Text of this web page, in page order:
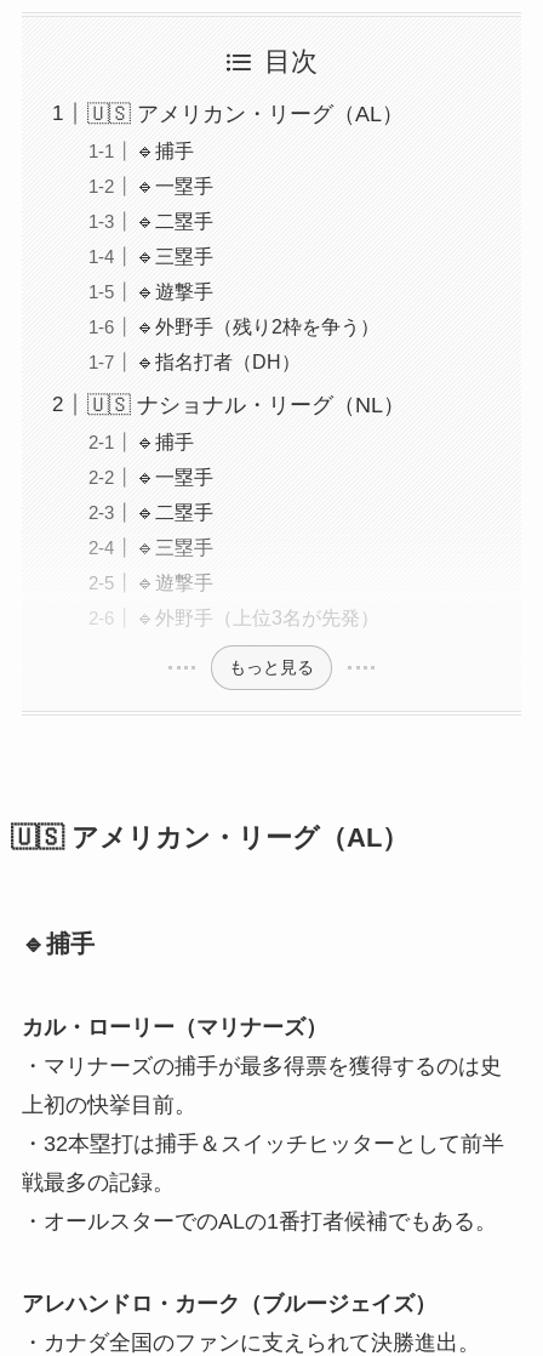
目次
🇺🇸 アメリカン・リーグ（AL）
🔹捕手
🔹一塁手
🔹二塁手
🔹三塁手
🔹遊撃手
🔹外野手（残り2枠を争う）
🔹指名打者（DH）
🇺🇸 ナショナル・リーグ（NL）
🔹捕手
🔹一塁手
🔹二塁手
🔹三塁手
🔹遊撃手
🔹外野手（上位3名が先発）
もっと見る
🇺🇸 アメリカン・リーグ（AL）
🔹捕手
カル・ローリー（マリナーズ）
・マリナーズの捕手が最多得票を獲得するのは史
上初の快挙目前。
・32本塁打は捕手＆スイッチヒッターとして前半
戦最多の記録。
・オールスターでのALの1番打者候補でもある。
アレハンドロ・カーク（ブルージェイズ）
・カナダ全国のファンに支えられて決勝進出。